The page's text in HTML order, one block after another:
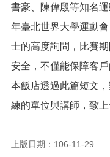
政
網
站
料
開
宣
書豪、陳偉殷等知名
年臺北世界大學運動
士的高度詢問，比賽
安全，不僅能保障客
本飯店透過此篇短文
練的單位與講師，致
上版日期：106-11-29